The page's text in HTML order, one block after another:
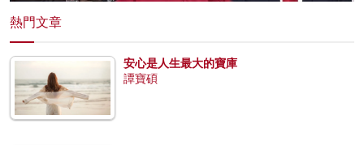
熱門文章
安心是人生最大的寶庫
譚寶碩